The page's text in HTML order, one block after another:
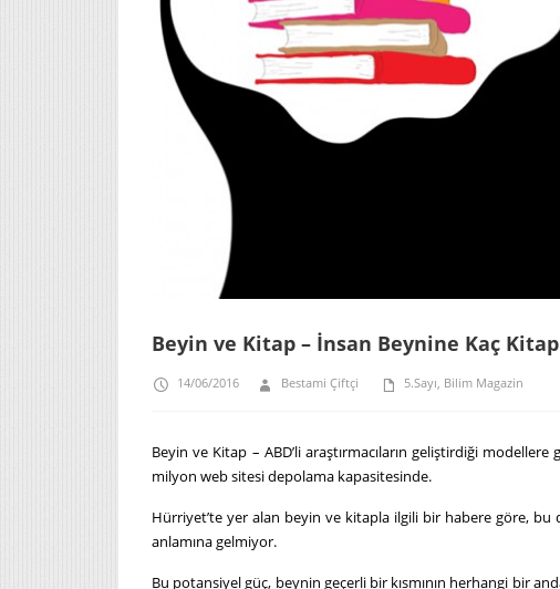
Beyin ve Kitap – İnsan Beynine Kaç Kitap
14/06/2016 Bestami Çiftçi 5.Sayı Bilim Magazin
Beyin ve Kitap – ABD’li araştırmacıların geliştirdiği
milyon web sitesi depolama kapasitesinde.
Hürriyet’te yer alan beyin ve kitapla ilgili bir habere göre,
anlamına gelmiyor.
Bu potansiyel güç, beynin geçerli bir kısmının herhangi bir